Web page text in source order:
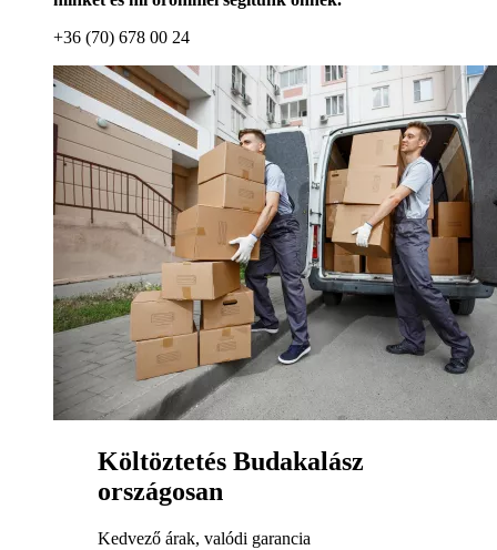
+36 (70) 678 00 24
Költöztetés Budakalász
országosan
Kedvező árak, valódi garancia